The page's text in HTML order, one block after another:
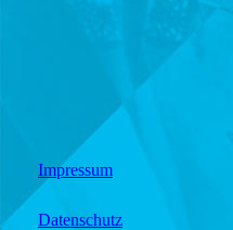
Impressum
Datenschutz